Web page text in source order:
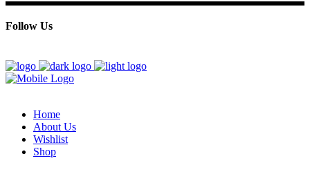
Follow Us
Home
About Us
Wishlist
Shop